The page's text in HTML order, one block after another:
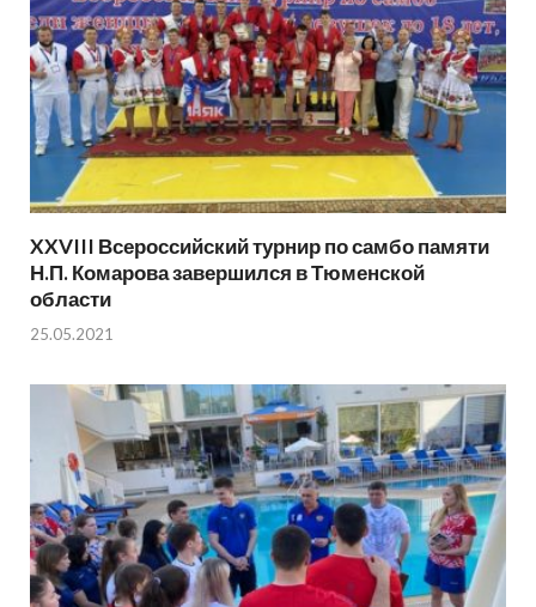
XXVIII Всероссийский турнир по самбо памяти
Н.П. Комарова завершился в Тюменской
области
25.05.2021